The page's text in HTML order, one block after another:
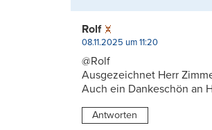
Rolf
08.11.2025 um 11:20
@Rolf
Ausgezeichnet Herr
Auch ein Dankeschön an
Antworten